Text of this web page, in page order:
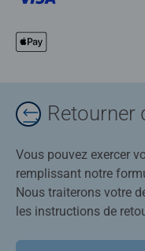
Retourner
Vous pouvez exercer
remplissant notre
Nous traiterons votre
les instructions de